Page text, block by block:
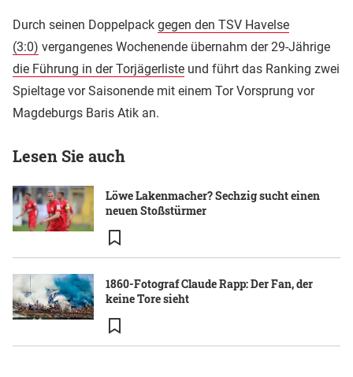
Durch seinen Doppelpack gegen den TSV Havelse
(3:0) vergangenes Wochenende übernahm der 29-Jährige
die Führung in der Torjägerliste und führt das Ranking zwei
Spieltage vor Saisonende mit einem Tor Vorsprung vor
Magdeburgs Baris Atik an.
Lesen Sie auch
Löwe Lakenmacher? Sechzig sucht einen
neuen Stoßstürmer
1860-Fotograf Claude Rapp: Der Fan, der
keine Tore sieht